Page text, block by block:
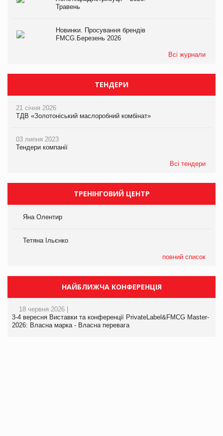
Травень
Новинки. Просування брендів
FMCG.Березень 2026
Всі журнали
ТЕНДЕРИ
21 січня 2026
ТДВ «Золотоніський маслоробний комбінат»
03 липня 2023
Тендери компанії
Всі тендери
ТРЕНІНГОВИЙ ЦЕНТР
Яна Олентир
Тетяна Ільєнко
повний список
НАЙБЛИЖЧА КОНФЕРЕНЦІЯ
18 червня 2026 |
3-4 вересня Виставки та конференції PrivateLabel&FMCG Master-
2026: Власна марка - Власна перевага